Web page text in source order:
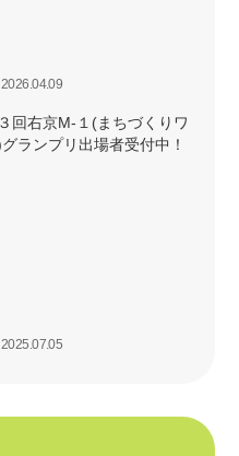
2026.04.09
回右京M-１(まちづくりワ
グランプリ出場者受付中！
2025.07.05